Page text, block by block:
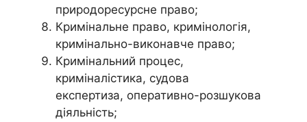
природоресурсне право;
Кримінальне право, кримінологія,
кримінально-виконавче право;
Кримінальний процес,
криміналістика, судова
експертиза, оперативно-розшукова
діяльність;